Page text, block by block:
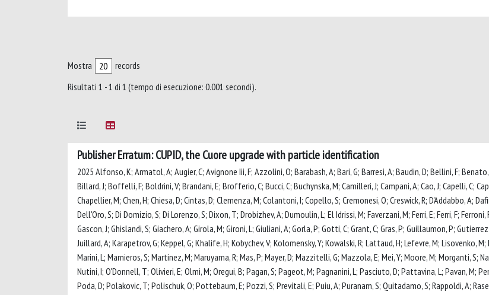
Mostra
records
Risultati 1 - 1 di 1 (tempo di esecuzione: 0.001 secondi).
Publisher Erratum: CUPID, the Cuore upgrade with particle identification
2025 Alfonso, K; Armatol, A; Augier, C; Avignone Iii, F; Azzolini, O; Barabash, A; Bari, G; Barresi, A; Baudin, D; Bellini, F;
Billard, J; Boffelli, F; Boldrini, V; Brandani, E; Brofferio, C; Bucci, C; Buchynska, M; Camilleri, J; Campani, A; Cao, J; Capelli, C;
Chapellier, M; Chen, H; Chiesa, D; Cintas, D; Clemenza, M; Colantoni, I; Copello, S; Cremonesi, O; Creswick, R; D'Addabbo, A;
Dell'Oro, S; Di Domizio, S; Di Lorenzo, S; Dixon, T; Drobizhev, A; Dumoulin, L; El Idrissi, M; Faverzani, M; Ferri, E; Ferri, F;
Gascon, J; Ghislandi, S; Giachero, A; Girola, M; Gironi, L; Giuliani, A; Gorla, P; Gotti, C; Grant, C; Gras, P; Guillaumon, P;
Juillard, A; Karapetrov, G; Keppel, G; Khalife, H; Kobychev, V; Kolomensky, Y; Kowalski, R; Lattaud, H; Lefevre, M; Lisovenko,
Marini, L; Marnieros, S; Martinez, M; Maruyama, R; Mas, P; Mayer, D; Mazzitelli, G; Mazzola, E; Mei, Y; Moore, M; Morganti, S;
Nutini, I; O'Donnell, T; Olivieri, E; Olmi, M; Oregui, B; Pagan, S; Pageot, M; Pagnanini, L; Pasciuto, D; Pattavina, L; Pavan, M;
Poda, D; Polakovic, T; Polischuk, O; Pottebaum, E; Pozzi, S; Previtali, E; Puiu, A; Puranam, S; Quitadamo, S; Rappoldi, A;